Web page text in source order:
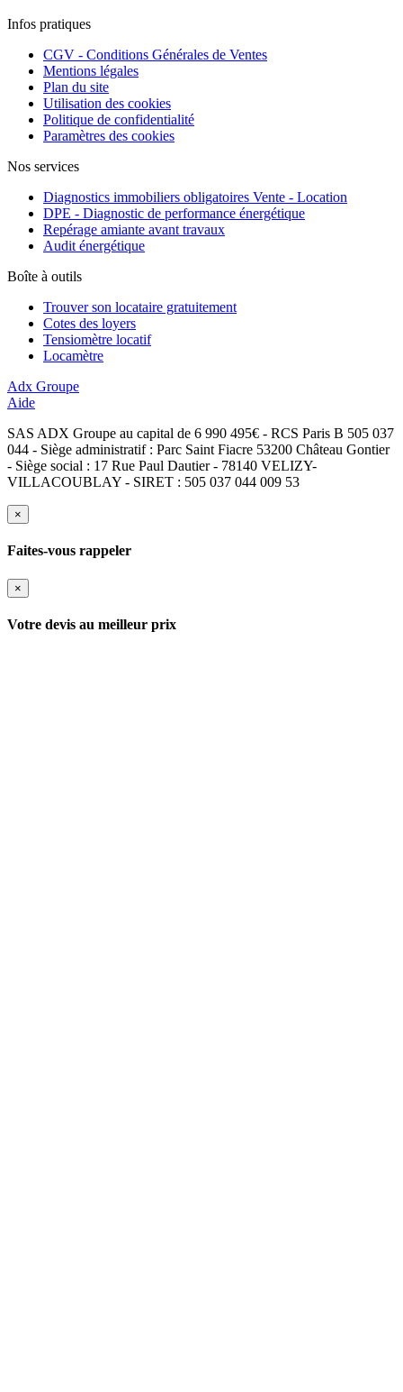
Infos pratiques
CGV - Conditions Générales de Ventes
Mentions légales
Plan du site
Utilisation des cookies
Politique de confidentialité
Paramètres des cookies
Nos services
Diagnostics immobiliers obligatoires Vente - Location
DPE - Diagnostic de performance énergétique
Repérage amiante avant travaux
Audit énergétique
Boîte à outils
Trouver son locataire gratuitement
Cotes des loyers
Tensiomètre locatif
Locamètre
Adx Groupe
Aide
SAS ADX Groupe au capital de 6 990 495€ - RCS Paris B 505 037
044 - Siège administratif : Parc Saint Fiacre 53200 Château Gontier
- Siège social : 17 Rue Paul Dautier - 78140 VELIZY-
VILLACOUBLAY - SIRET : 505 037 044 009 53
×
Faites-vous rappeler
×
Votre devis au meilleur prix